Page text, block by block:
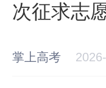
次征求志
掌上高考